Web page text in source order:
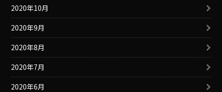
2020年10月
2020年9月
2020年8月
2020年7月
2020年6月